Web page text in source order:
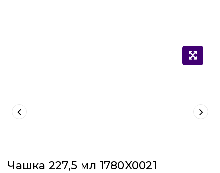
Чашка 227,5 мл 1780X0021